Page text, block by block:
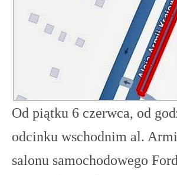
Od piątku 6 czerwca, od
odcinku wschodnim al.
salonu samochodowego